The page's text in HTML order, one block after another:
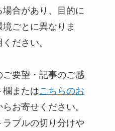
合があり、目的に
ごとに異なりま
ださい。
要望・記事のご感
欄またはこちらのお
らお寄せください。
ブルの切り分けや